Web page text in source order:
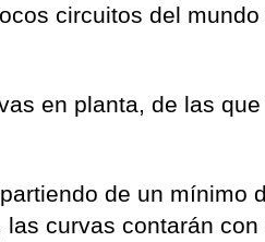
circuitos del
en planta, de las que
de un mínimo
curvas contarán